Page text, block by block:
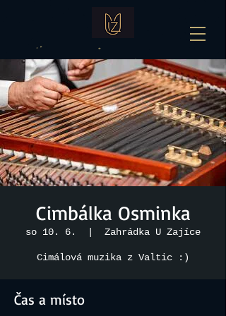
Cimbálka Osminka
so 10. 6. Zahrádka U Zajíce
Cimálová muzika z Valtic :)
Čas a místo